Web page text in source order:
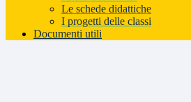
Le schede didattiche
I progetti delle classi
Documenti utili